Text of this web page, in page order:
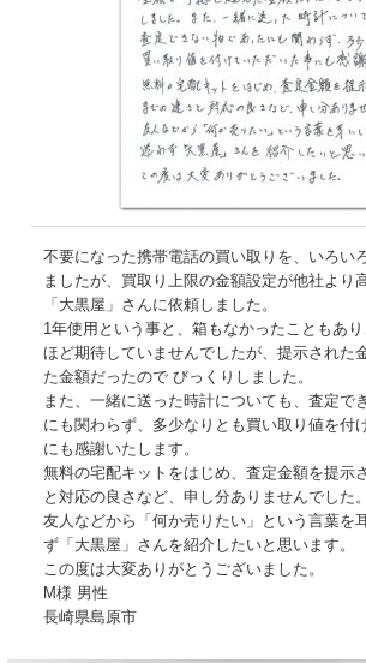
不要になった携帯電話の買い取りを、いろい
ましたが、買取り上限の金額設定が他社より
「大黒屋」さんに依頼しました。
1年使用という事と、箱もなかったこともあ
ほど期待していませんでしたが、提示された
た金額だったので びっくりしました。
また、一緒に送った時計についても、査定で
にも関わらず、多少なりとも買い取り値を付
にも感謝いたします。
無料の宅配キットをはじめ、査定金額を提示
と対応の良さなど、申し分ありませんでした。
友人などから「何か売りたい」という言葉を
ず「大黒屋」さんを紹介したいと思います。
この度は大変ありがとうございました。
M様 男性
長崎県島原市